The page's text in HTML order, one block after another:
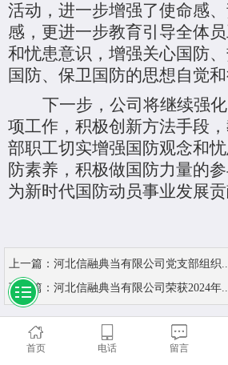
活动， 进一步增强了使命感
感，更进一步教育引导全体
和忧患意识，增强关心国防
国防、保卫国防的思想自觉
下一步，公司将继续强
项工作，积极创新方法手段
部职工切实增强国防观念和
防素养，积极做国防力量的
为新时代国防动员事业发展贡
上一篇： 河北信融典当有限公司党支部组织
下一篇： 河北信融典当有限公司荣获2024年
首页 电话 留言